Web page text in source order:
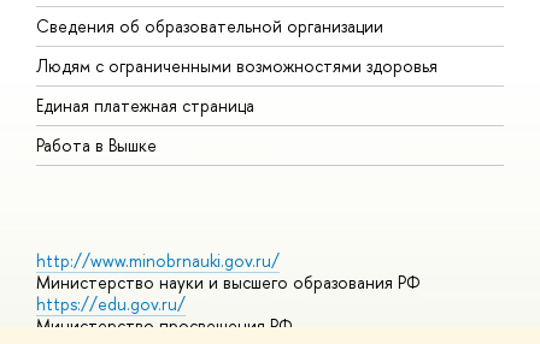
Сведения об образовательной организации
Людям с ограниченными возможностями здоровья
Единая платежная страница
Работа в Вышке
http://www.minobrnauki.gov.ru/
Министерство науки и высшего образования РФ
https://edu.gov.ru/
Министерство просвещения РФ